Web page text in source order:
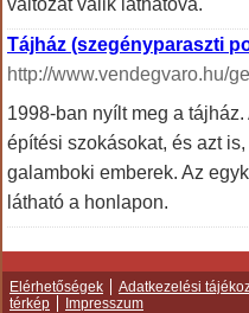
változat válik láthatóvá.
Tájház (szegényparaszti
http://www.vendegvaro.hu/
1998-ban nyílt meg a
építési szokásokat, és azt
galamboki emberek. Az
látható a honlapon.
Elérhetőségek Adatkezelési
térkép
Impresszum